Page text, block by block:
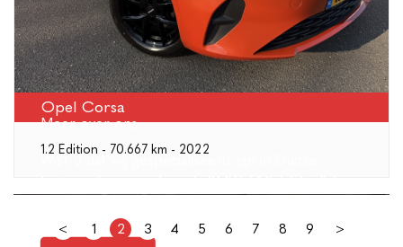
Opel Corsa
1.2 Edition - 70.667 km - 2022
Meer over ons
< 1 2 3 4 5 6 7 8 9 >